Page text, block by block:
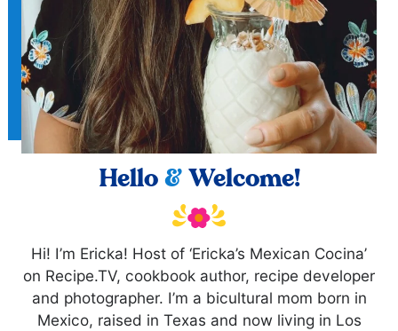
Hello &Welcome!
Hi! I’m Ericka! Host of ‘Ericka’s Mexican Cocina’
on Recipe.TV, cookbook author, recipe developer
and photographer. I’m a bicultural mom born in
Mexico, raised in Texas and now living in Los